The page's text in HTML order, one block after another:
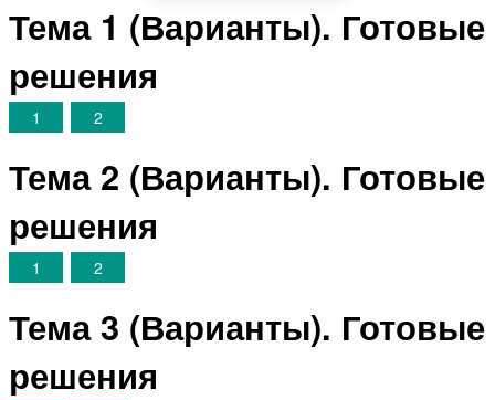
Тема 1 (Варианты). Готовые
решения
1 2
Тема 2 (Варианты). Готовые
решения
1 2
Тема 3 (Варианты). Готовые
решения